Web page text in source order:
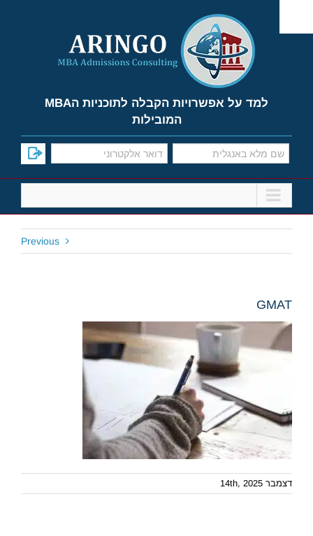
content
למד על אפשרויות הקבלה לתוכניות הMBA
המובילות
Previous
GMAT
דצמבר 14th, 2025